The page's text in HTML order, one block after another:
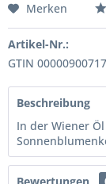
Merken
Artikel-Nr.:
GTIN
Beschreibung
In der Wiener